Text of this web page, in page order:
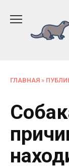
содержанию
ГЛАВНАЯ »